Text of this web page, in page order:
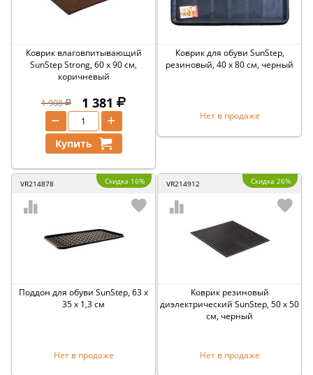
Коврик влаговпитывающий
SunStep Strong, 60 x 90 см,
коричневый
1 908 1 381
+
−
Купить
Коврик для обуви SunStep,
резиновый, 40 x 80 см, черный
Нет в продаже
VR214878 Скидка 16%
Поддон для обуви SunStep, 63 x
35 x 1,3 см
Нет в продаже
VR214912 Скидка 26%
Коврик резиновый
диэлектрический SunStep, 50 x 50
см, черный
Нет в продаже